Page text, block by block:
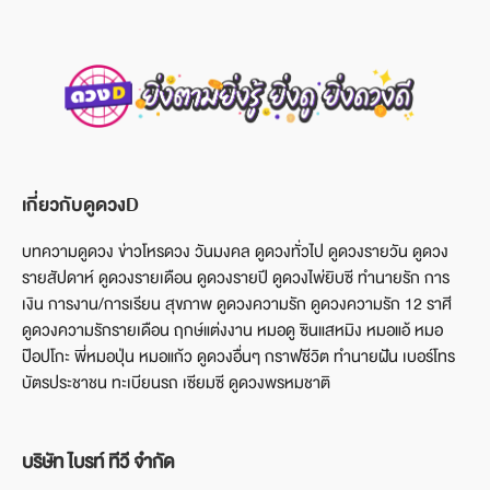
เกี่ยวกับดูดวงD
บทความดูดวง ข่าวโหรดวง วันมงคล ดูดวงทั่วไป ดูดวงรายวัน ดูดวง
รายสัปดาห์ ดูดวงรายเดือน ดูดวงรายปี ดูดวงไพ่ยิบซี ทำนายรัก การ
เงิน การงาน/การเรียน สุขภาพ ดูดวงความรัก ดูดวงความรัก 12 ราศี
ดูดวงความรักรายเดือน ฤกษ์แต่งงาน หมอดู ซินแสหมิง หมอแอ้ หมอ
ป๊อปโกะ พี่หมอปุ่น หมอแก้ว ดูดวงอื่นๆ กราฟชีวิต ทำนายฝัน เบอร์โทร
บัตรประชาชน ทะเบียนรถ เซียมซี ดูดวงพรหมชาติ
บริษัท ไบรท์ ทีวี จำกัด